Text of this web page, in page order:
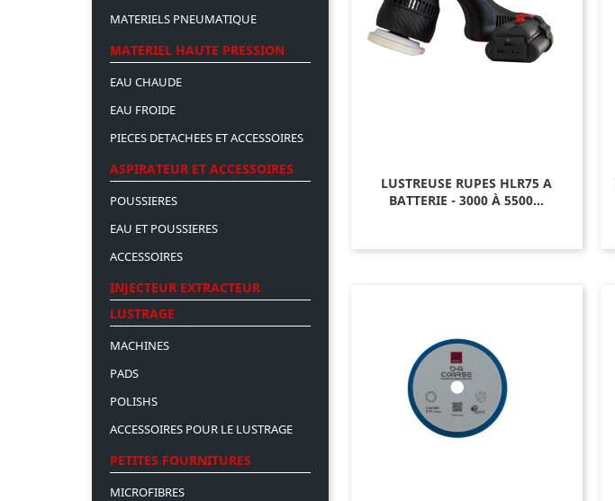
MATERIELS PNEUMATIQUE
MATERIEL HAUTE PRESSION
EAU CHAUDE
EAU FROIDE
PIECES DETACHEES ET ACCESSOIRES
ASPIRATEUR ET ACCESSOIRES
POUSSIERES
EAU ET POUSSIERES
ACCESSOIRES
INJECTEUR EXTRACTEUR
LUSTRAGE
MACHINES
PADS
POLISHS
ACCESSOIRES POUR LE LUSTRAGE
PETITES FOURNITURES
MICROFIBRES
LUSTREUSE RUPES HLR75 A
BATTERIE - 3000 À 5500...